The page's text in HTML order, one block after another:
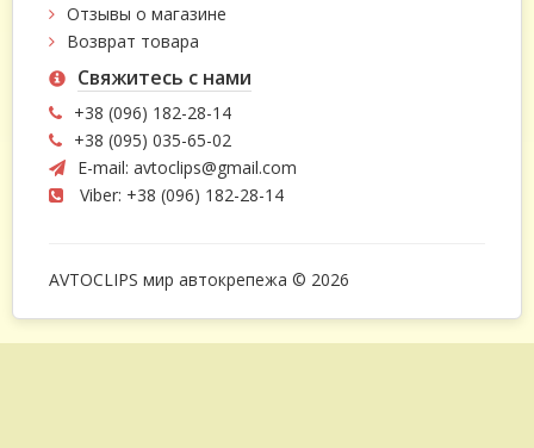
Отзывы о магазине
Возврат товара
Свяжитесь с нами
+38 (096) 182-28-14
+38 (095) 035-65-02
E-mail: avtoclips@gmail.com
Viber: +38 (096) 182-28-14
AVTOCLIPS мир автокрепежа © 2026